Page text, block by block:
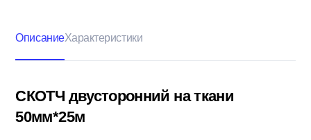
Кровельные материалы
Ленты; Серпянки
ОписаниеХарактеристики
СКОТЧ двусторонний на ткани
50мм*25м